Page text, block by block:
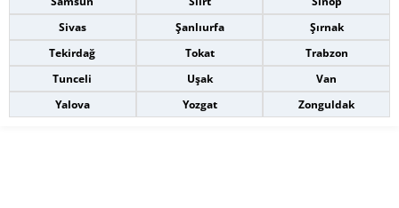
Sivas
Şanlıurfa
Şırnak
Tekirdağ
Tokat
Trabzon
Tunceli
Uşak
Van
Yalova
Yozgat Zonguldak